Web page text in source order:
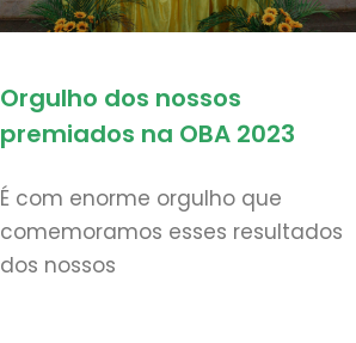
Orgulho dos nossos
premiados na OBA 2023
É com enorme orgulho que
comemoramos esses resultados
dos nossos